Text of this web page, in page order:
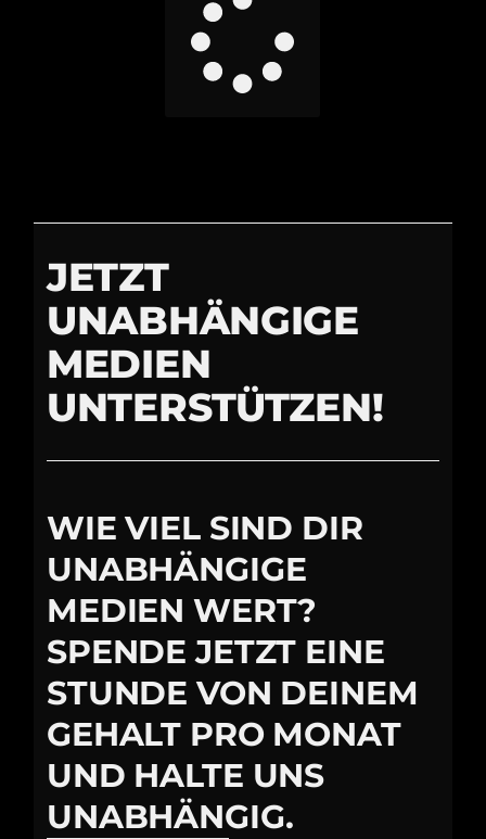
JETZT
UNABHÄNGIGE
MEDIEN
UNTERSTÜTZEN!
WIE VIEL SIND DIR
UNABHÄNGIGE
MEDIEN WERT?
SPENDE JETZT EINE
STUNDE VON DEINEM
GEHALT PRO MONAT
UND HALTE UNS
UNABHÄNGIG.